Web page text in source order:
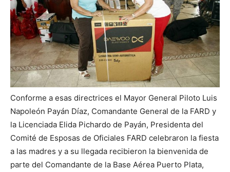
Conforme a esas directrices el Mayor General Piloto Luis
Napoleón Payán Díaz, Comandante General de la FARD y
la Licenciada Elida Pichardo de Payán, Presidenta del
Comité de Esposas de Oficiales FARD celebraron la fiesta
a las madres y a su llegada recibieron la bienvenida de
parte del Comandante de la Base Aérea Puerto Plata,